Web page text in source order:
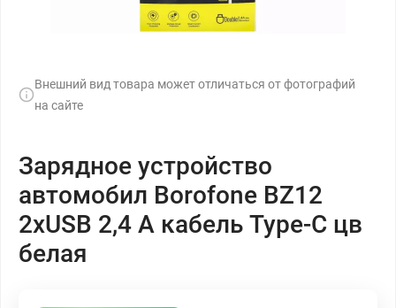
Внешний вид товара может отличаться от фотографий
на сайте
Зарядное устройство
автомобил Borofone BZ12
2xUSB 2,4 А кабель Type-C цв
белая